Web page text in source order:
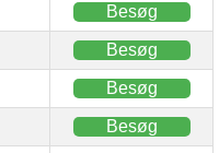
Besøg
Besøg
Besøg
Besøg